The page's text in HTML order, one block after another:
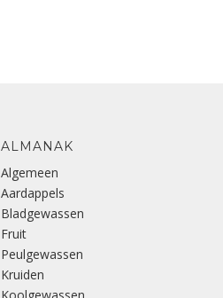
ALMANAK
Algemeen
Aardappels
Bladgewassen
Fruit
Peulgewassen
Kruiden